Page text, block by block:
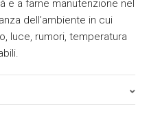
e a farne manutenzione nel
dell’ambiente in cui
luce, rumori, temperatura